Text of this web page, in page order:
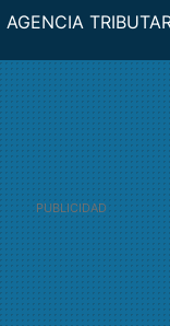
AGENCIA